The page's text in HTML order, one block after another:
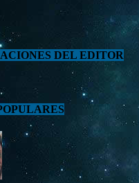
DEL EDITOR